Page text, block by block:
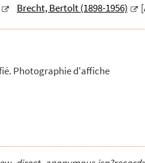
Brecht, Bertolt (1898-1956)
Photographie d'affiche